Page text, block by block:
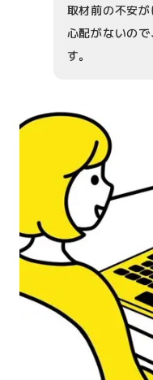
取材前の不安
心配がないの
す。